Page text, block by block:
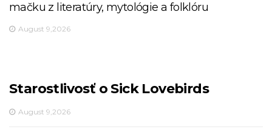
mačku z literatúry, mytológie a folklóru
August 9,2026
Starostlivosť o Sick Lovebirds
August 9,2026